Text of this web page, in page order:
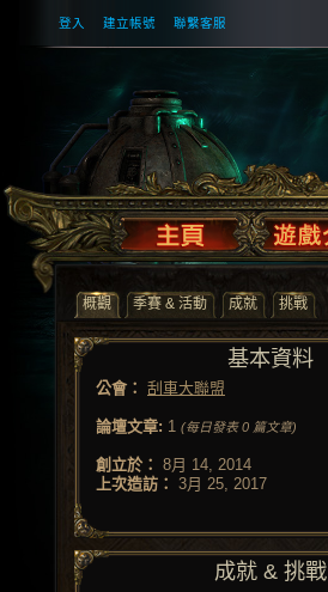
登入 建立帳號 聯繫客服
概觀 季賽 & 活動 成就 挑戰
基本資料
公會： 刮車大聯盟
論壇文章: 1 (每日發表 0 篇文章)
創立於： 8月 14, 2014
上次造訪： 3月 25, 2017
成就 & 挑戰